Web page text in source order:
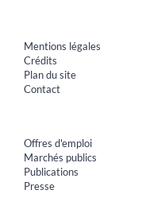
Mentions légales
Crédits
Plan du site
Contact
Offres d'emploi
Marchés publics
Publications
Presse